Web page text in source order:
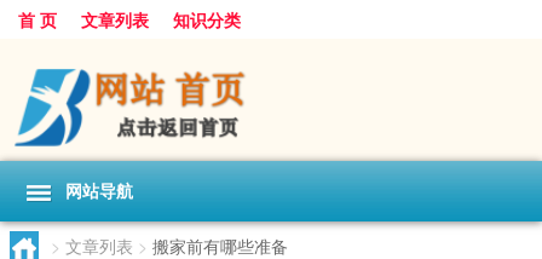
首 页 文章列表 知识分类
网站导航
> 文章列表 > 搬家前有哪些准备